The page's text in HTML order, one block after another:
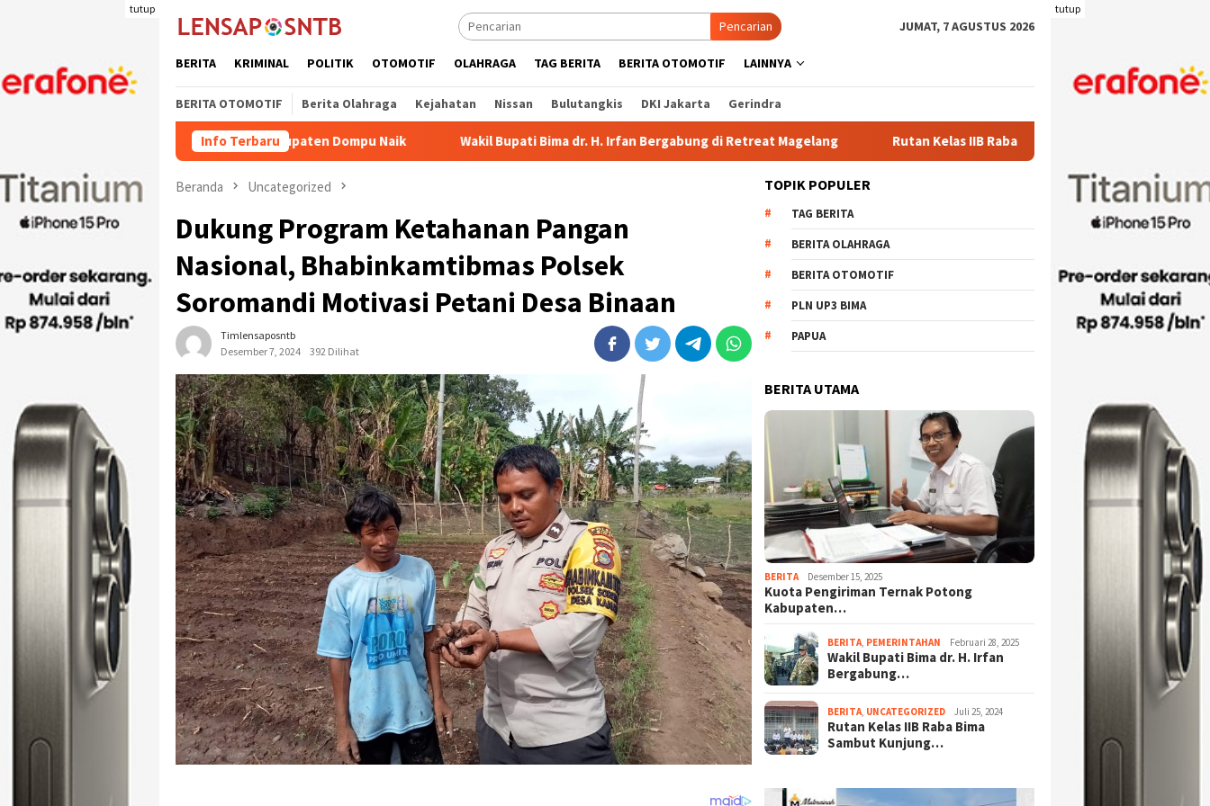
tutup tutup
Pencarian JUMAT, 7 AGUSTUS 2026
BERITA KRIMINAL POLITIK OTOMOTIF OLAHRAGA TAG BERITA BERITA OTOMOTIF LAINNYA
BERITA OTOMOTIF Berita Olahraga Kejahatan Nissan Bulutangkis DKI Jakarta Gerindra
Info Terbaru
Ternak Potong Kabupaten Dompu Naik Wakil Bupati Bima dr. H. Irfan Bergabung di Retreat Magelang Rutan Kelas IIB Raba Bima Sambut Kunjungan Pj. Wali Kota Ir. H.
Beranda Uncategorized
Dukung Program Ketahanan Pangan
Nasional, Bhabinkamtibmas Polsek
Soromandi Motivasi Petani Desa Binaan
Timlensaposntb
Desember 7, 2024
392 Dilihat
TOPIK POPULER
TAG BERITA
BERITA OLAHRAGA
BERITA OTOMOTIF
PLN UP3 BIMA
PAPUA
BERITA UTAMA
BERITA Desember 15, 2025
Kuota Pengiriman Ternak Potong
Kabupaten…
BERITA PEMERINTAHAN Februari 28, 2025
Wakil Bupati Bima dr. H. Irfan
Bergabung…
BERITA UNCATEGORIZED Juli 25, 2024
Rutan Kelas IIB Raba Bima
Sambut Kunjung…